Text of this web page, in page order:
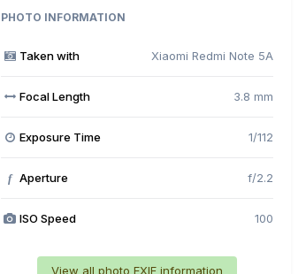
PHOTO INFORMATION
Taken with Xiaomi Redmi Note 5A
Focal Length 3.8 mm
Exposure Time 1/112
f Aperture f/2.2
ISO Speed 100
View all photo EXIF information